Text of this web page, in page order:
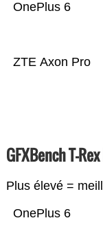
ZTE Axon Pro
OnePlus 6
GFXBench T-Rex
Plus élevé =
OnePlus 6